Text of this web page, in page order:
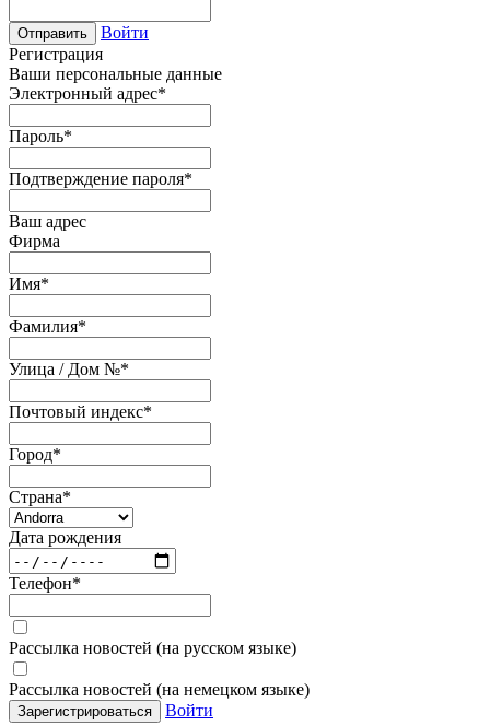
Отправить
Войти
Регистрация
Ваши персональные данные
Электронный адрес*
Пароль*
Подтверждение пароля*
Ваш адрес
Фирма
Имя*
Фамилия*
Улица / Дом №*
Почтовый индекс*
Город*
Страна*
Дата рождения
Телефон*
Рассылка новостей (на русском языке)
Рассылка новостей (на немецком языке)
Зарегистрироваться Войти